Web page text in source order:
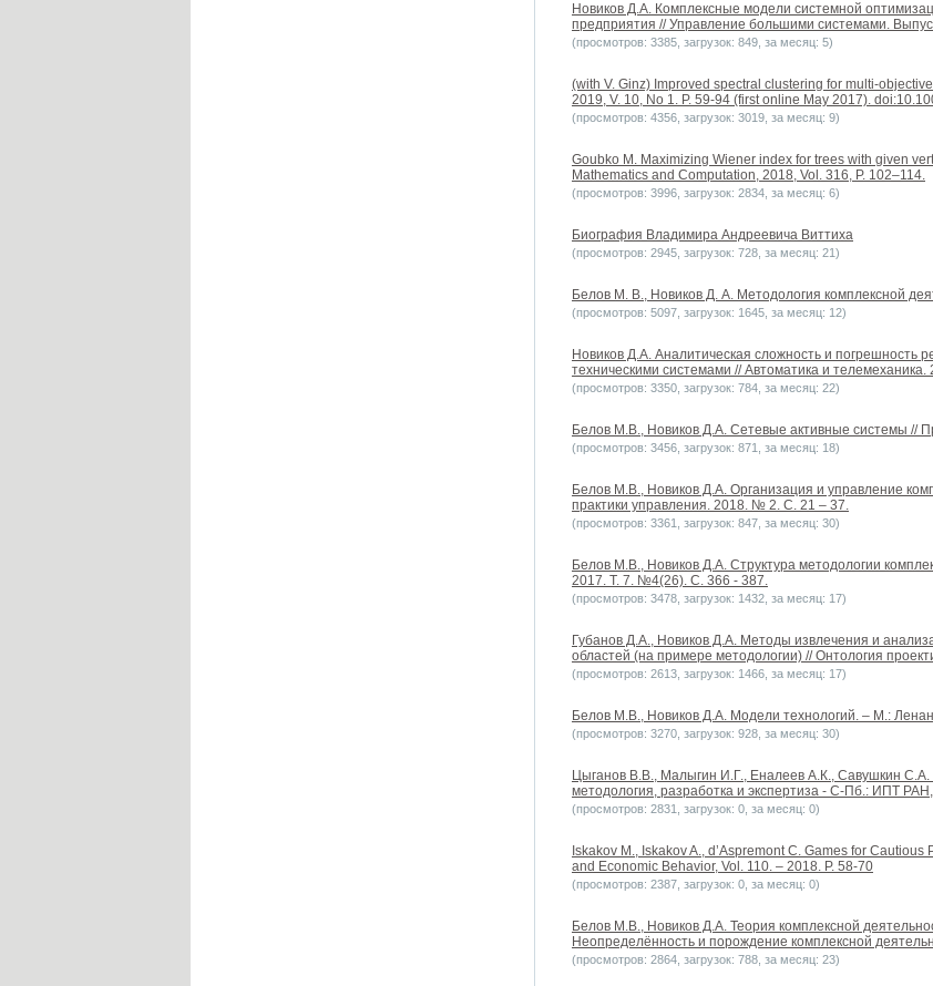
Новиков Д.А. Комплексные модели системной
предприятия // Управление большими системами.
(просмотров: 3385, загрузок: 849, за месяц: 5)
(with V. Ginz) Improved spectral clustering for multi-
2019, V. 10, No 1. P. 59-94 (first online May 2017).
(просмотров: 4356, загрузок: 3019, за месяц: 9)
Goubko M. Maximizing Wiener index for trees with given
Mathematics and Computation, 2018, Vol. 316, P. 102–114.
(просмотров: 3996, загрузок: 2834, за месяц: 6)
Биография Владимира Андреевича Виттиха
(просмотров: 2945, загрузок: 728, за месяц: 21)
Белов М. В., Новиков Д. А. Методология комплексной
(просмотров: 5097, загрузок: 1645, за месяц: 12)
Новиков Д.А. Аналитическая сложность и погрешность
техническими системами // Автоматика и
(просмотров: 3350, загрузок: 784, за месяц: 22)
Белов М.В., Новиков Д.А. Сетевые активные системы //
(просмотров: 3456, загрузок: 871, за месяц: 18)
Белов М.В., Новиков Д.А. Организация и управление
практики управления. 2018. № 2. С. 21 – 37.
(просмотров: 3361, загрузок: 847, за месяц: 30)
Белов М.В., Новиков Д.А. Структура методологии
2017. Т. 7. №4(26). С. 366 - 387.
(просмотров: 3478, загрузок: 1432, за месяц: 17)
Губанов Д.А., Новиков Д.А. Методы извлечения и
областей (на примере методологии) // Онтология
(просмотров: 2613, загрузок: 1466, за месяц: 17)
Белов М.В., Новиков Д.А. Модели технологий. – М.:
(просмотров: 3270, загрузок: 928, за месяц: 30)
Цыганов В.В., Малыгин И.Г., Еналеев А.К., Савушкин
методология, разработка и экспертиза - С-Пб.: ИПТ
(просмотров: 2831, загрузок: 0, за месяц: 0)
Iskakov M., Iskakov A., d’Aspremont C. Games for
and Economic Behavior, Vol. 110. – 2018. P. 58-70
(просмотров: 2387, загрузок: 0, за месяц: 0)
Белов М.В., Новиков Д.А. Теория комплексной
Неопределённость и порождение комплексной
(просмотров: 2864, загрузок: 788, за месяц: 23)